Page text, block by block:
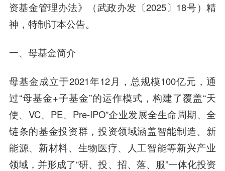
资基金管理办法》（武政办发〔2025〕18号）精
神，特制订本公告。
一、母基金简介
母基金成立于2021年12月，总规模100亿元，通
过“母基金+子基金”的运作模式，构建了覆盖“天
使、VC、PE、Pre-IPO”企业发展全生命周期、全
链条的基金投资群，投资领域涵盖智能制造、新
能源、新材料、生物医疗、人工智能等新兴产业
领域，并形成了“研、投、招、落、服”一体化投资